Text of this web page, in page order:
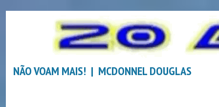
NÃO VOAM MAIS! | MCDONNEL DOUGLAS